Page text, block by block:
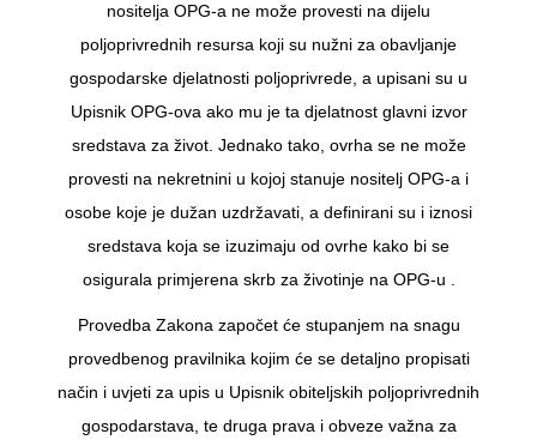
nositelja OPG-a ne može provesti na dijelu
poljoprivrednih resursa koji su nužni za obavljanje
gospodarske djelatnosti poljoprivrede, a upisani su u
Upisnik OPG-ova ako mu je ta djelatnost glavni izvor
sredstava za život. Jednako tako, ovrha se ne može
provesti na nekretnini u kojoj stanuje nositelj OPG-a i
osobe koje je dužan uzdržavati, a definirani su i iznosi
sredstava koja se izuzimaju od ovrhe kako bi se
osigurala primjerena skrb za životinje na OPG-u .
Provedba Zakona započet će stupanjem na snagu
provedbenog pravilnika kojim će se detaljno propisati
način i uvjeti za upis u Upisnik obiteljskih poljoprivrednih
gospodarstava, te druga prava i obveze važna za